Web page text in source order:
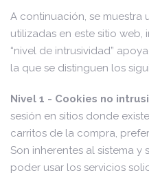
A continuación, se muestra
utilizadas en este sitio
“nivel de intrusividad”
la que se distinguen los
Nivel 1 - Cookies no
sesión en sitios donde
carritos de la compra,
Son inherentes al sistema
poder usar los servicios